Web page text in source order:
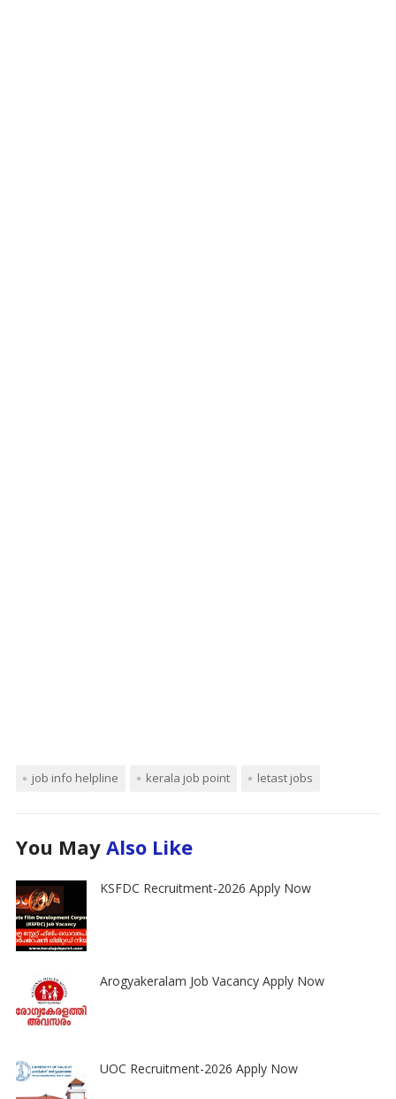
job info helpline kerala job point letast jobs
You May Also Like
KSFDC Recruitment-2026 Apply Now
Arogyakeralam Job Vacancy Apply Now
UOC Recruitment-2026 Apply Now